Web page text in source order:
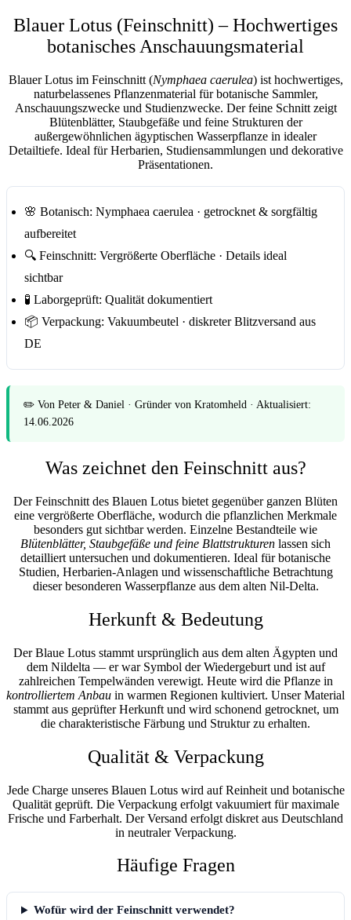
Blauer Lotus (Feinschnitt) – Hochwertiges
botanisches Anschauungsmaterial
Blauer Lotus im Feinschnitt(Nymphaea caerulea) ist hochwertiges,
naturbelassenes Pflanzenmaterial fürbotanische Sammler,
Anschauungszwecke und Studienzwecke. Der feine Schnitt zeigt
Blütenblätter, Staubgefäße und feine Strukturen der
außergewöhnlichen ägyptischen Wasserpflanze in idealer
Detailtiefe. Ideal für Herbarien, Studiensammlungen und dekorative
Präsentationen.
🌸 Botanisch: Nymphaea caerulea · getrocknet & sorgfältig
aufbereitet
🔍 Feinschnitt: Vergrößerte Oberfläche · Details ideal
sichtbar
🧪 Laborgeprüft: Qualität dokumentiert
📦 Verpackung: Vakuumbeutel · diskreter Blitzversand aus
DE
✏️ Von Peter & Daniel · Gründer von Kratomheld · Aktualisiert:
14.06.2026
Was zeichnet den Feinschnitt aus?
Der Feinschnitt des Blauen Lotus bietet gegenüber ganzen Blüten
eine vergrößerte Oberfläche, wodurch die pflanzlichen Merkmale
besonders gut sichtbar werden. Einzelne Bestandteile wie
Blütenblätter, Staubgefäße und feine Blattstrukturen lassen sich
detailliert untersuchen und dokumentieren. Ideal für botanische
Studien, Herbarien-Anlagen und wissenschaftliche Betrachtung
dieser besonderen Wasserpflanze aus dem alten Nil-Delta.
Herkunft & Bedeutung
Der Blaue Lotus stammt ursprünglich aus dem alten Ägypten und
dem Nildelta — er war Symbol der Wiedergeburt und ist auf
zahlreichen Tempelwänden verewigt. Heute wird die Pflanze in
kontrolliertem Anbau in warmen Regionen kultiviert. Unser Material
stammt aus geprüfter Herkunft und wird schonend getrocknet, um
die charakteristische Färbung und Struktur zu erhalten.
Qualität & Verpackung
Jede Charge unseres Blauen Lotus wird auf Reinheit und botanische
Qualität geprüft. Die Verpackung erfolgt vakuumiertfür maximale
Frische und Farberhalt. Der Versand erfolgt diskret aus Deutschland
in neutraler Verpackung.
Häufige Fragen
Wofür wird der Feinschnitt verwendet?